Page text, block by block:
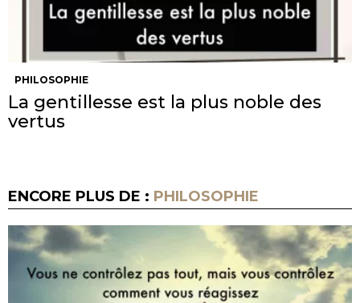
PHILOSOPHIE
La gentillesse est la plus noble des
vertus
ENCORE PLUS DE : PHILOSOPHIE